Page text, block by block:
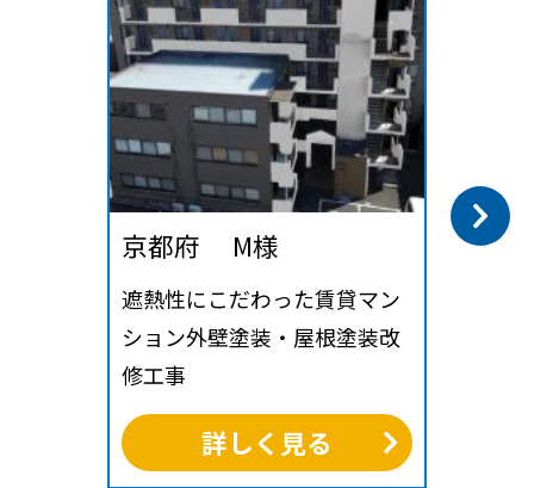
京都府 M様
遮熱性にこだわった賃貸マン
ション外壁塗装・屋根塗装改
修工事
詳しく見る